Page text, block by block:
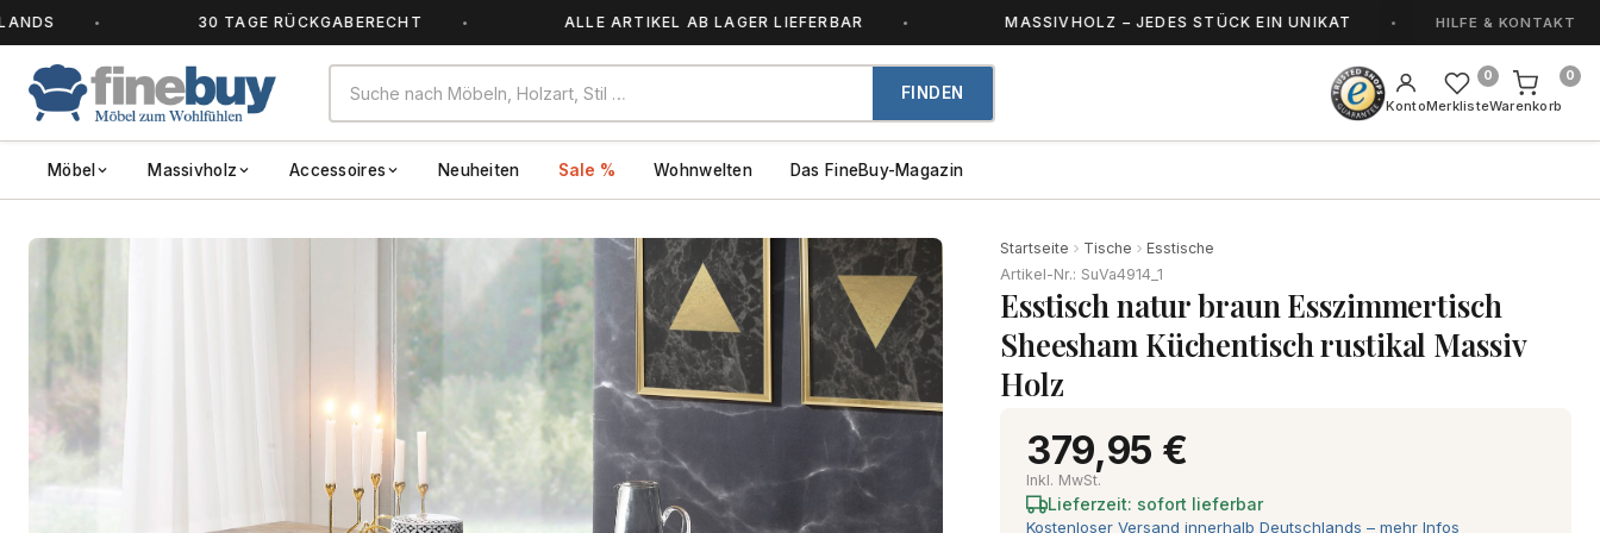
30 TAGE RÜCKGABERECHT ALLE ARTIKEL AB LAGER LIEFERBAR MASSIVHOLZ – JEDES STÜCK EIN UNIKAT HANDGEFERTIGT
HILFE & KONTAKT
FINDEN
KontoMerkliste
0
Warenkorb
0
Möbel Massivholz Accessoires Neuheiten Sale % Wohnwelten Das FineBuy-Magazin
Startseite Tische
Esstische
Artikel-Nr.: SuVa4914_1
Esstisch natur braun Esszimmertisch
Sheesham Küchentisch rustikal Massiv
Holz
379,95 €
Inkl. MwSt.
Lieferzeit: sofort lieferbar
Kostenloser Versand innerhalb Deutschlands – mehr Infos